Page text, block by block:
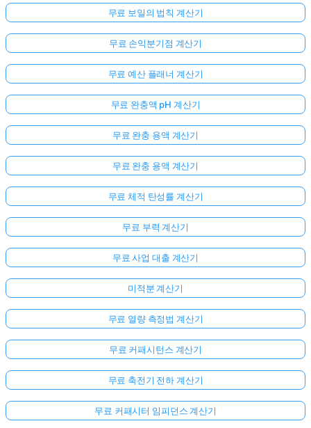
무료 보일의 법칙 계산기
무료 손익분기점 계산기
무료 예산 플래너 계산기
무료 완충액 pH 계산기
무료 완충 용액 계산기
무료 완충 용액 계산기
무료 체적 탄성률 계산기
무료 부력 계산기
무료 사업 대출 계산기
미적분 계산기
무료 열량 측정법 계산기
무료 커패시턴스 계산기
무료 축전기 전하 계산기
무료 커패시터 임피던스 계산기